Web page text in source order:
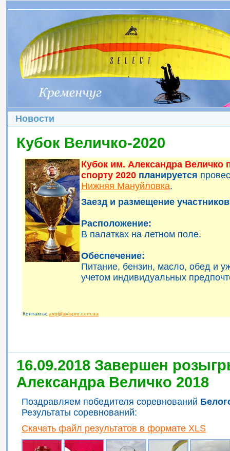
Новости
Кубок Величко-2020
Кубок им. Александра Величко
спорту 2020 планируется
Нижняя Мануйловка.
Заезд и размещение
Расположение:
В палатках на летном поле.
Обеспечение:
Питание, бензин, масло, обед и
учетом индивидуальных
Контакты: avp@avispro.com.ua
16.09.2018 Завершен
Александра Величко 2018
Поздравляем победителя соревнований
Результаты соревнований:
Скачать файл результатов в формате XLS